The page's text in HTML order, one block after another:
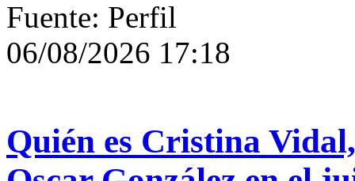
Fuente: Perfil
06/08/2026 17:18
Quién es Cristina